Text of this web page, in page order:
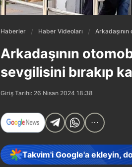
Haberler Haber Videoları
Arkadaşının
sevgilisini bırakıp
Giriş Tarihi: 26 Nisan 2024 18:38
Takvim'i Google'a ekleyin,